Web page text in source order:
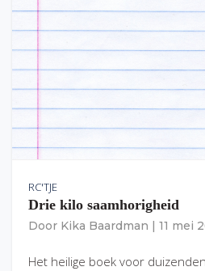
RC'TJE
Drie kilo saamhorigheid
Door Kika Baardman 11 mei
Het heilige boek voor